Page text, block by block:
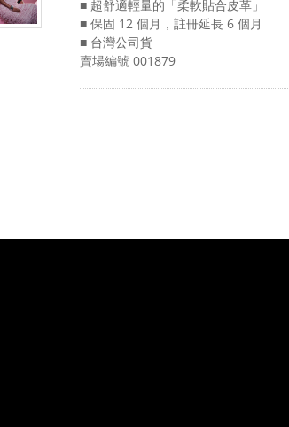
■ 超舒適輕量的「柔軟貼合皮革」
■ 保固 12 個月，註冊延長 6 個月
■ 台灣公司貨
賣場編號001879